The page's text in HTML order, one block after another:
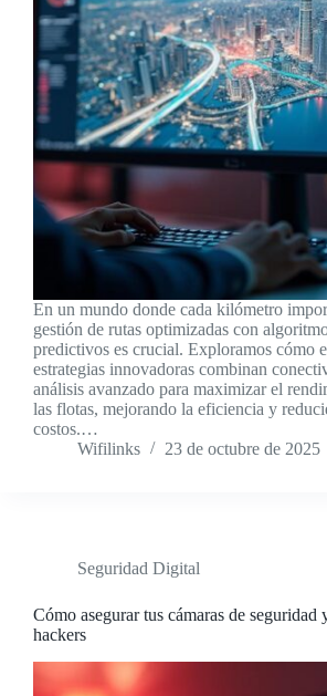
En un mundo donde cada kilómetro
gestión de rutas optimizadas con
predictivos es crucial. Exploramos cómo
estrategias innovadoras combinan
análisis avanzado para maximizar el
las flotas, mejorando la eficiencia y
costos.…
Wifilinks
23 de octubre de 2025
Seguridad Digital
Cómo asegurar tus cámaras de seguridad
hackers